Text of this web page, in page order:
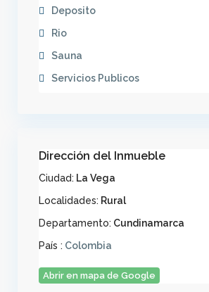
Deposito
Rio
Sauna
Servicios Publicos
Dirección del Inmueble
Ciudad: La Vega
Localidades: Rural
Departamento: Cundinamarca
País : Colombia
Abrir en mapa de Google